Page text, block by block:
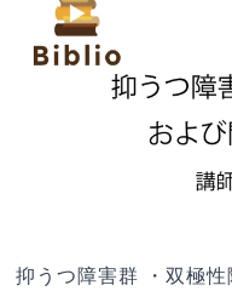
抑うつ障害群 ・双極